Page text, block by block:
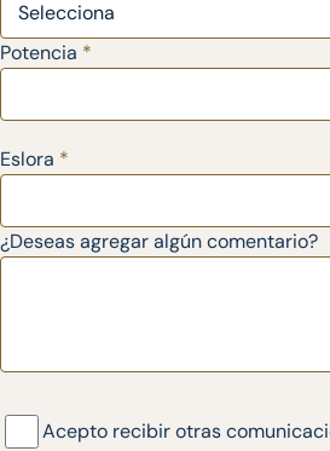
Potencia *
Eslora *
¿Deseas agregar algún comentario?
Acepto recibir otras